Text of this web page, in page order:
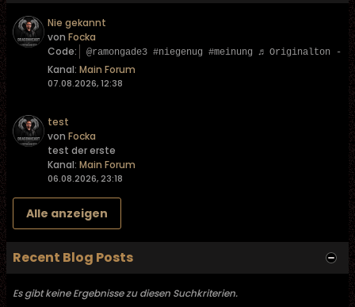
Nie gekannt
von Focka
Code:
@ramongade3 #niegenug #meinung ♬ Originalton -
Kanal: Main Forum
07.08.2026, 12:38
test
von Focka
test der erste
Kanal: Main Forum
06.08.2026, 23:18
Alle anzeigen
Recent Blog Posts
Es gibt keine Ergebnisse zu diesen Suchkriterien.